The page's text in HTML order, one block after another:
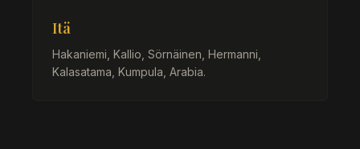
Itä
Hakaniemi, Kallio, Sörnäinen, Hermanni,
Kalasatama, Kumpula, Arabia.